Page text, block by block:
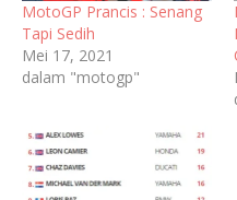
MotoGP Prancis : Senang
Tapi Sedih
Mei 17, 2021
dalam "motogp"